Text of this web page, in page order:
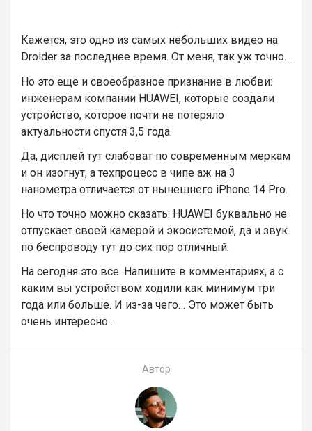
Кажется, это одно из самых небольших видео на
Droider за последнее время. От меня, так уж точно…
Но это еще и своеобразное признание в любви:
инженерам компании HUAWEI, которые создали
устройство, которое почти не потеряло
актуальности спустя 3,5 года.
Да, дисплей тут слабоват по современным меркам
и он изогнут, а техпроцесс в чипе аж на 3
нанометра отличается от нынешнего iPhone 14 Pro.
Но что точно можно сказать: HUAWEI буквально не
отпускает своей камерой и экосистемой, да и звук
по беспроводу тут до сих пор отличный.
На сегодня это все. Напишите в комментариях, а с
каким вы устройством ходили как минимум три
года или больше. И из-за чего… Это может быть
очень интересно…
Автор